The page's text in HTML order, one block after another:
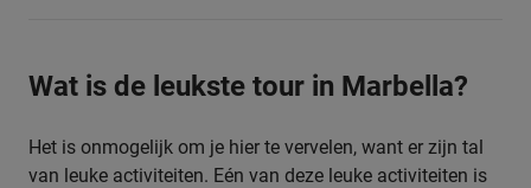
Wat is de leukste tour in Marbella?
Het is onmogelijk om je hier te vervelen, want er zijn tal
van leuke activiteiten. Eén van deze leuke activiteiten is